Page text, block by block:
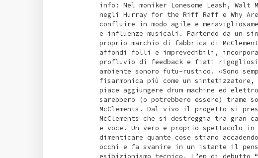
info: Nel moniker Lonesome Leash, Walt
negli Hurray for the Riff Raff e Why
confluire in modo agile e
e influenze musicali. Partendo da un
proprio marchio di fabbrica di
affondi folli e imprevedibili,
profluvio di feedback e fiati
ambiente sonoro futu-rustico. «Sono
fisarmonica più come un
piace aggiungere drum machine ed
sarebbero (o potrebbero essere) trame
McClements. Dal vivo il progetto si
McClements che si destreggia tra gran
e voce. Un vero e proprio spettacolo
dimenticare quante cose stiano
occhi e fa svanire in un istante il
esibizionismo tecnico. L’ep di debutto